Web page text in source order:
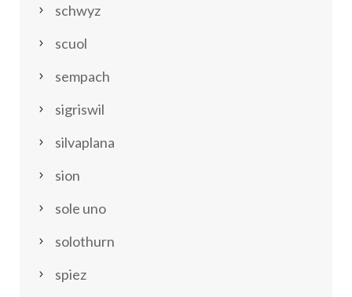
schwyz
scuol
sempach
sigriswil
silvaplana
sion
sole uno
solothurn
spiez